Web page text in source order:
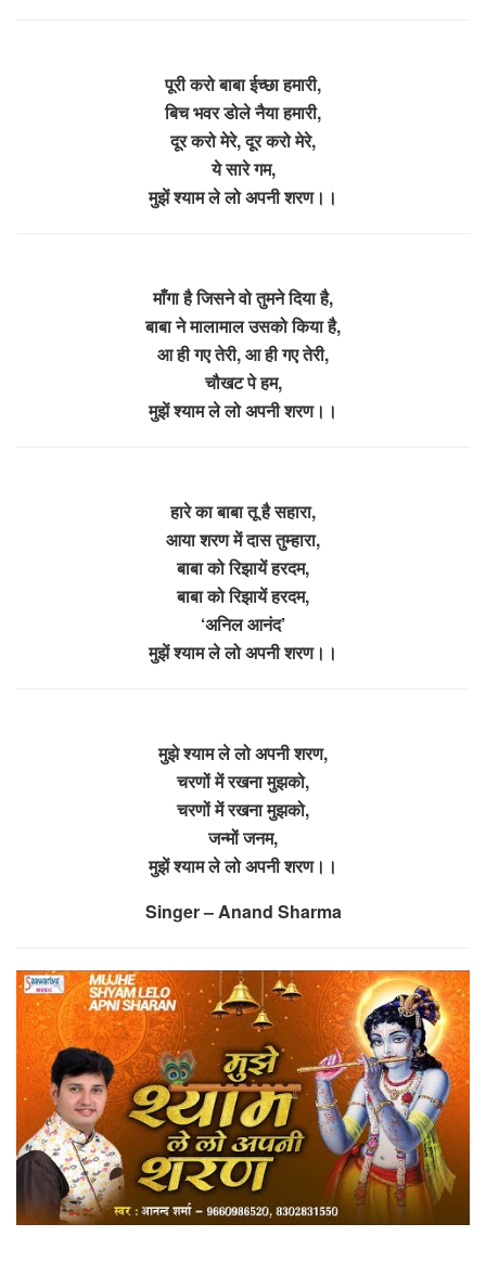
पूरी करो बाबा ईच्छा हमारी,
बिच भवर डोले नैया हमारी,
दूर करो मेरे, दूर करो मेरे,
ये सारे गम,
मुझें श्याम ले लो अपनी शरण।।
माँगा है जिसने वो तुमने दिया है,
बाबा ने मालामाल उसको किया है,
आ ही गए तेरी, आ ही गए तेरी,
चौखट पे हम,
मुझें श्याम ले लो अपनी शरण।।
हारे का बाबा तू है सहारा,
आया शरण में दास तुम्हारा,
बाबा को रिझायें हरदम,
बाबा को रिझायें हरदम,
‘अनिल आनंद’
मुझें श्याम ले लो अपनी शरण।।
मुझे श्याम ले लो अपनी शरण,
चरणों में रखना मुझको,
चरणों में रखना मुझको,
जन्मों जनम,
मुझें श्याम ले लो अपनी शरण।।
Singer – Anand Sharma